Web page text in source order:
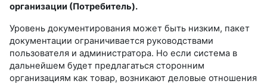
организации (Потребитель).
Уровень документирования может быть низким, пакет
документации ограничивается руководствами
пользователя и администратора. Но если система в
дальнейшем будет предлагаться сторонним
организациям как товар, возникают деловые отношения